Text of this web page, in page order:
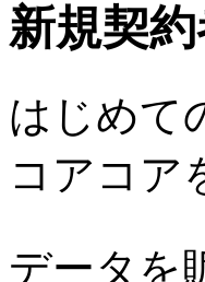
新規契
はじめて
コアコア
データを